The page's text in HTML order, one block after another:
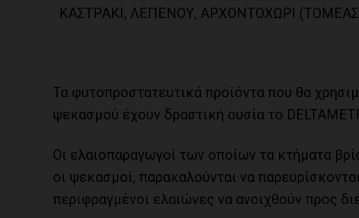
ΚΑΣΤΡΑΚΙ, ΛΕΠΕΝΟΥ, ΑΡΧΟΝΤΟΧΩΡΙ
Τα φυτοπροστατευτικά προϊόντα που θα
ψεκασμού έχουν δραστική ουσία το
Οι ελαιοπαραγωγοί των οποίων τα κτήματα
οι ψεκασμοί, παρακαλούνται να
περιφραγμένοι ελαιώνες να ανοιχθούν προς